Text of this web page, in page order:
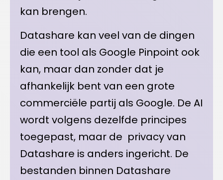
kan brengen.
Datashare kan veel van de dingen
die een tool als Google Pinpoint ook
kan, maar dan zonder dat je
afhankelijk bent van een grote
commerciële partij als Google. De AI
wordt volgens dezelfde principes
toegepast, maar de privacy van
Datashare is anders ingericht. De
bestanden binnen Datashare